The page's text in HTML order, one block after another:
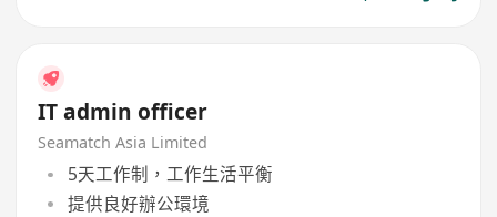
IT admin officer
Seamatch Asia Limited
5天工作制，工作生活平衡
提供良好辦公環境